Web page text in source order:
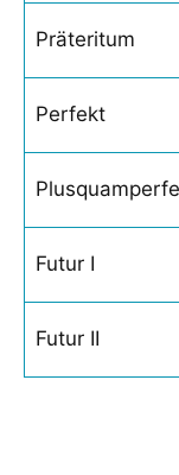
Präteritum
Perfekt
Futur I
Futur II